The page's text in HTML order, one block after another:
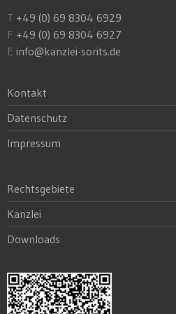
T +49 (0) 69 8304 6929
F +49 (0) 69 8304 6927
E info@kanzlei-sorits.de
Kontakt
Datenschutz
Impressum
Rechtsgebiete
Kanzlei
Downloads